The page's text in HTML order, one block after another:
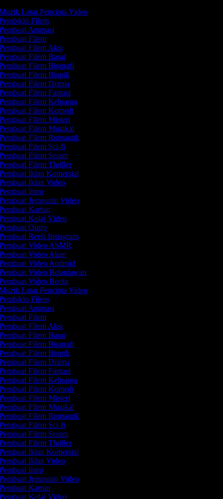
Latar Pencipta Video
Filem
Animasi
Filem
Filem Aksi
Filem Barat
Filem Biografi
Filem Biopik
Filem Drama
Filem Fantasi
Filem Keluarga
Filem Komedi
Filem Misteri
Filem Muzikal
Filem Romantik
Filem Sci-fi
Filem Seram
Filem Thriller
Iklan Komersial
Iklan Video
Intro
Jemputan Video
Kartun
Kolaj Video
Outro
Reels Instagram
Video ASMR
Video Alam
Video Android
Video Belanjawan
Video Berita
Latar Pencipta Video
Filem
Animasi
Filem
Filem Aksi
Filem Barat
Filem Biografi
Filem Biopik
Filem Drama
Filem Fantasi
Filem Keluarga
Filem Komedi
Filem Misteri
Filem Muzikal
Filem Romantik
Filem Sci-fi
Filem Seram
Filem Thriller
Iklan Komersial
Iklan Video
Intro
Jemputan Video
Kartun
Kolaj Video